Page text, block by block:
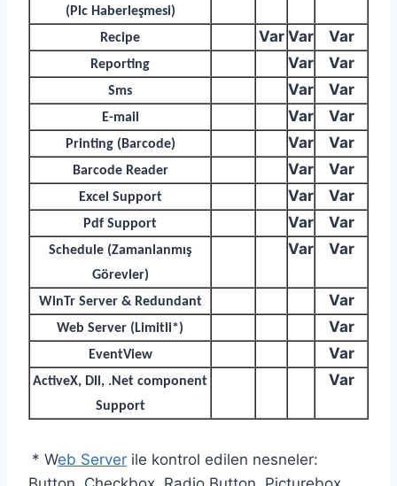
(Plc Haberleşmesi)
Recipe Var Var Var
Reporting Var Var
Sms Var Var
E-mail Var Var
Printing (Barcode) Var Var
Barcode Reader Var Var
Excel Support Var Var
Pdf Support Var Var
Schedule (Zamanlanmış
Görevler)
Var Var
WinTr Server & Redundant Var
Web Server (Limitli*) Var
EventView Var
ActiveX, Dll, .Net component
Support
Var
* Web Server ile kontrol edilen nesneler: